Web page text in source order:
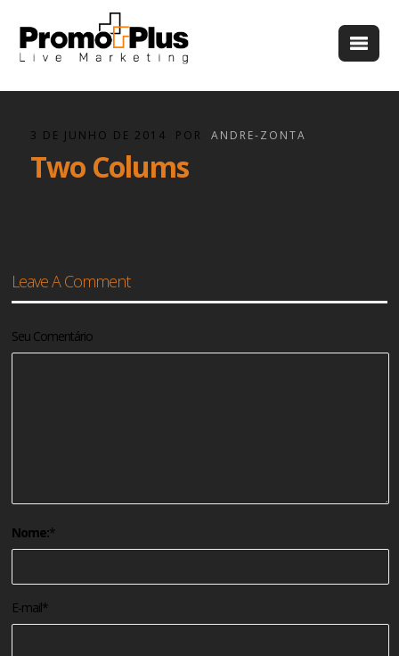
3 DE JUNHO DE 2014 POR ANDRE-ZONTA
Two Colums
Leave A Comment
Seu Comentário
Nome:*
E-mail*